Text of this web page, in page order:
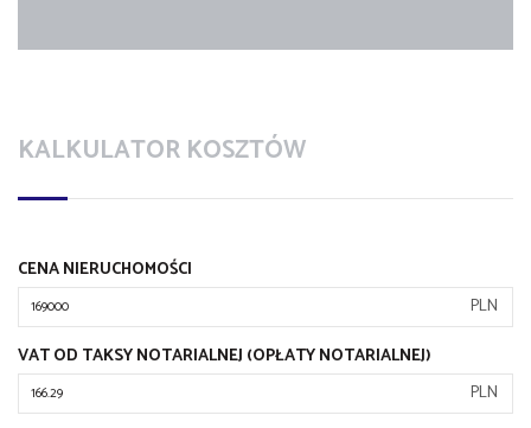
KALKULATOR KOSZTÓW
CENA NIERUCHOMOŚCI
PLN
VAT OD TAKSY NOTARIALNEJ (OPŁATY NOTARIALNEJ)
PLN